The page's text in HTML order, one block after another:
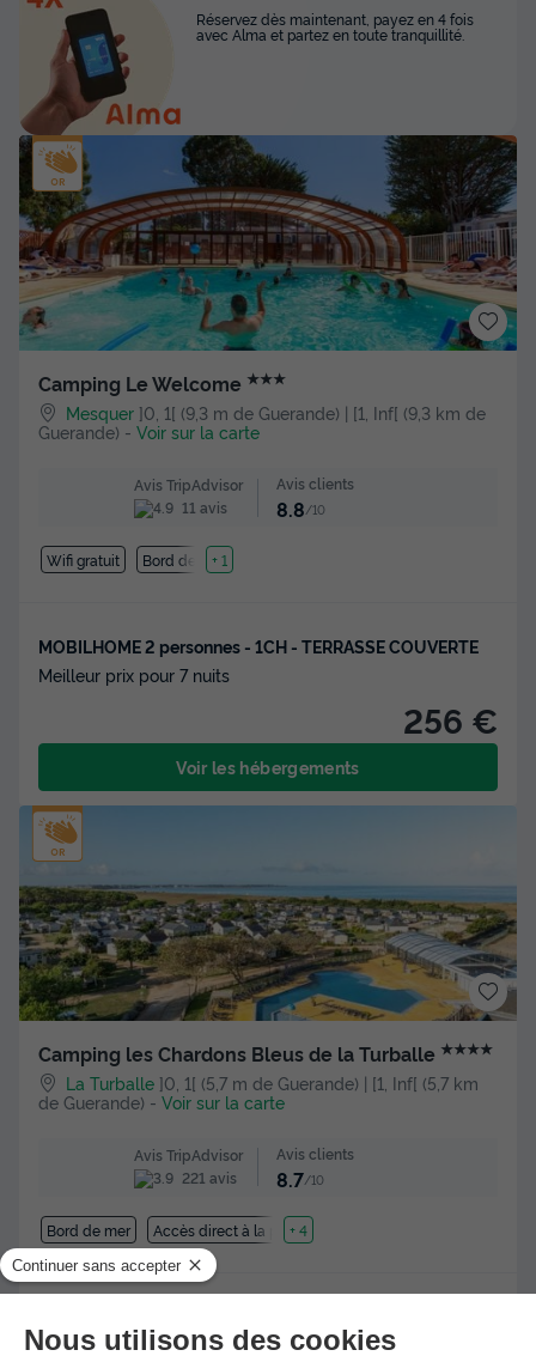
Camping Le Welcome ★★★
Mesquer ]0, 1[ (9,3 m de Guerande) | [1, Inf[ (9,3 km de
Guerande) - Voir sur la carte
Avis TripAdvisor
11 avis
Avis clients
8.8/10
Wifi gratuit Bord de mer
+ 1
MOBILHOME 2 personnes - 1CH - TERRASSE COUVERTE
Meilleur prix pour 7 nuits
256 €
Voir les hébergements
Camping les Chardons Bleus de la Turballe ★★★★
La Turballe ]0, 1[ (5,7 m de Guerande) | [1, Inf[ (5,7 km
de Guerande) - Voir sur la carte
Avis TripAdvisor
221 avis
Avis clients
8.7/10
Bord de mer Accès direct à la plage
+ 4
Pers. | Terrasse surélevée
Réservez dès maintenant, payez en 4 fois
avec Alma et partez en toute tranquillité.